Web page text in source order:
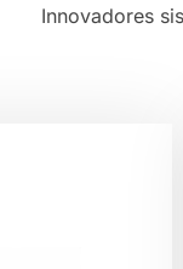
Innovadores